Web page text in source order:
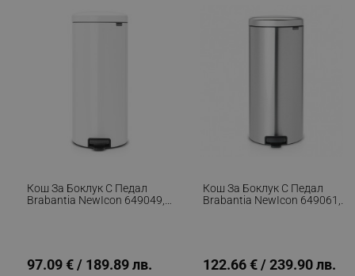
Кош За Боклук С Педал
Brabantia NewIcon 649049,
97.09 € / 189.89 лв.
Кош За Боклук С Педал
Brabantia NewIcon 649061,
122.66 € / 239.90 лв.